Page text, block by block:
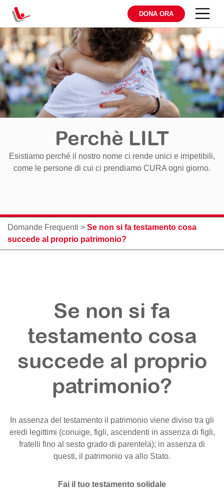
DONA ORA
Perchè LILT
Esistiamo perché il nostro nome ci rende unici e irripetibili,
come le persone di cui ci prendiamo CURA ogni giorno.
Domande Frequenti > Se non si fa testamento cosa
succede al proprio patrimonio?
Se non si fa
testamento cosa
succede al proprio
patrimonio?
In assenza del testamento il patrimonio viene diviso tra gli
eredi legittimi (conuige, figli, ascendenti in assenza di figli,
fratelli fino al sesto grado di parentela); in assenza di
questi, il patrimonio va allo Stato.
Fai il tuo testamento solidale